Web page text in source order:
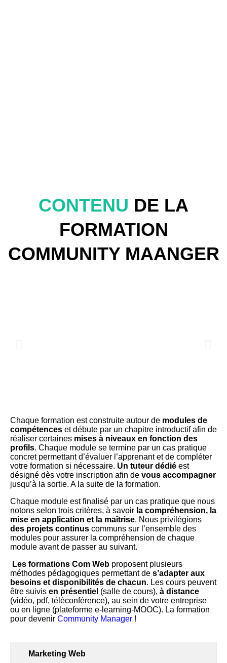
CONTENU DE LA
FORMATION
COMMUNITY MAANGER
Chaque formation est construite autour de modules de
compétences et débute par un chapitre introductif afin de
réaliser certaines mises à niveaux en fonction des
profils. Chaque module se termine par un cas pratique
concret permettant d’évaluer l’apprenant et de compléter
votre formation si nécessaire. Un tuteur dédié est
désigné dès votre inscription afin de vous accompagner
jusqu’à la sortie. A la suite de la formation.
Chaque module est finalisé par un cas pratique que nous
notons selon trois critères, à savoir la compréhension, la
mise en application et la maîtrise. Nous privilégions
des projets continus communs sur l’ensemble des
modules pour assurer la compréhension de chaque
module avant de passer au suivant.
Les formations Com Web proposent plusieurs
méthodes pédagogiques permettant de s’adapter aux
besoins et disponibilités de chacun. Les cours peuvent
être suivis en présentiel (salle de cours), à distance
(vidéo, pdf, téléconférence), au sein de votre entreprise
ou en ligne (plateforme e-learning-MOOC). La formation
pour devenir Community Manager !
Marketing Web